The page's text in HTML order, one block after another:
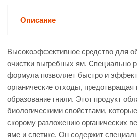
Описание
Высокоэффективное средство для
очистки выгребных ям. Специально
формула позволяет быстро и
органические отходы, предотвращая
образование гнили. Этот продукт
биологическими свойствами,
скорому разложению органических
яме и спетике. Он содержит